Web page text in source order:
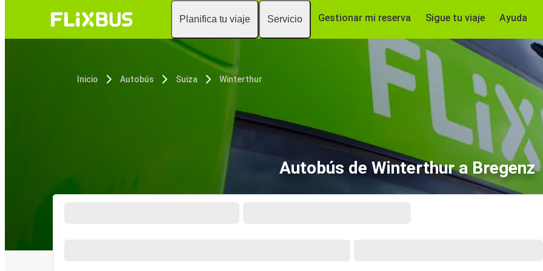
Planifica tu viaje Servicio Gestionar mi reserva Sigue tu viaje Ayuda
Inicio Autobús Suiza Winterthur
Autobús de Winterthur a Bregenz